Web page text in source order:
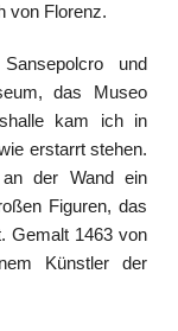
von Florenz.
und
das Museo
kam ich in
erstarrt stehen.
der Wand ein
Figuren, das
Gemalt 1463 von
Künstler der